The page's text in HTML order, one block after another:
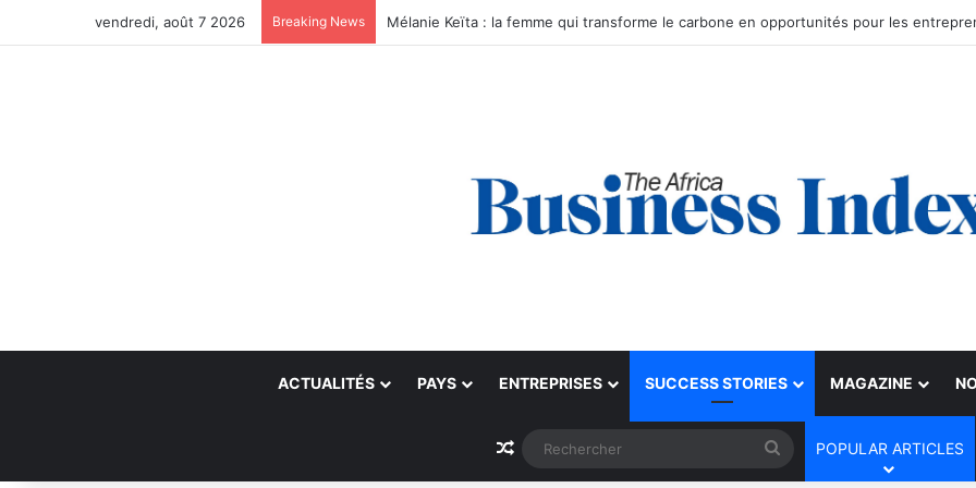
vendredi, août 7 2026 Breaking News
ACTUALITÉS PAYS ENTREPRISES SUCCESS STORIES MAGAZINE
Article Aléatoire Rechercher
POPULAR ARTICLES